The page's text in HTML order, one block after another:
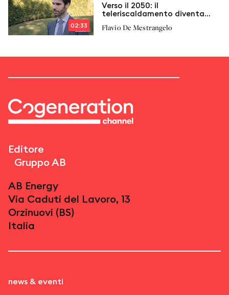
02:33
Verso il 2050: il
teleriscaldamento diventa
Flavio De Mestrangelo
Editore
Gruppo AB
AB Energy
Via Caduti del Lavoro, 13
Orzinuovi (BS)
Italia
news & eventi